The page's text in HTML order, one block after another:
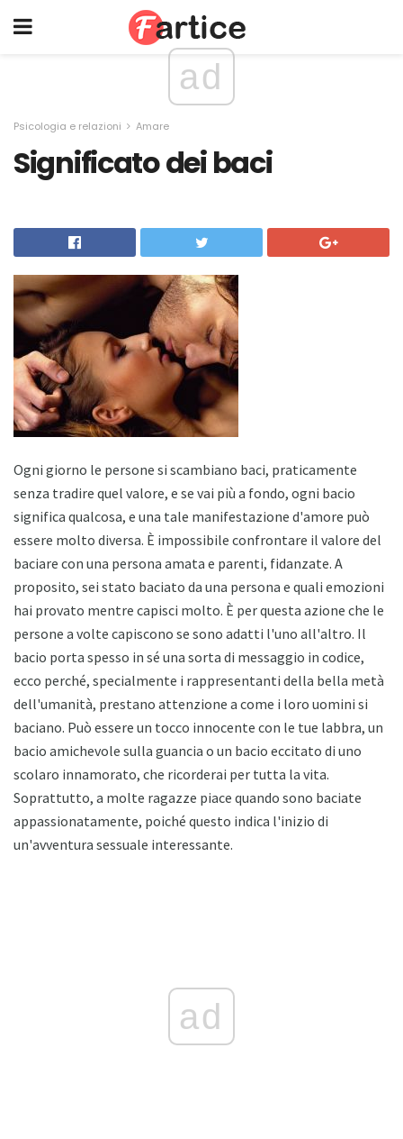
ad
Psicologia e relazioni Amare
Significato dei baci
Ogni giorno le persone si scambiano baci, praticamente
senza tradire quel valore, e se vai più a fondo, ogni bacio
significa qualcosa, e una tale manifestazione d'amore può
essere molto diversa. È impossibile confrontare il valore del
baciare con una persona amata e parenti, fidanzate. A
proposito, sei stato baciato da una persona e quali emozioni
hai provato mentre capisci molto. È per questa azione che le
persone a volte capiscono se sono adatti l'uno all'altro. Il
bacio porta spesso in sé una sorta di messaggio in codice,
ecco perché, specialmente i rappresentanti della bella metà
dell'umanità, prestano attenzione a come i loro uomini si
baciano. Può essere un tocco innocente con le tue labbra, un
bacio amichevole sulla guancia o un bacio eccitato di uno
scolaro innamorato, che ricorderai per tutta la vita.
Soprattutto, a molte ragazze piace quando sono baciate
appassionatamente, poiché questo indica l'inizio di
un'avventura sessuale interessante.
ad